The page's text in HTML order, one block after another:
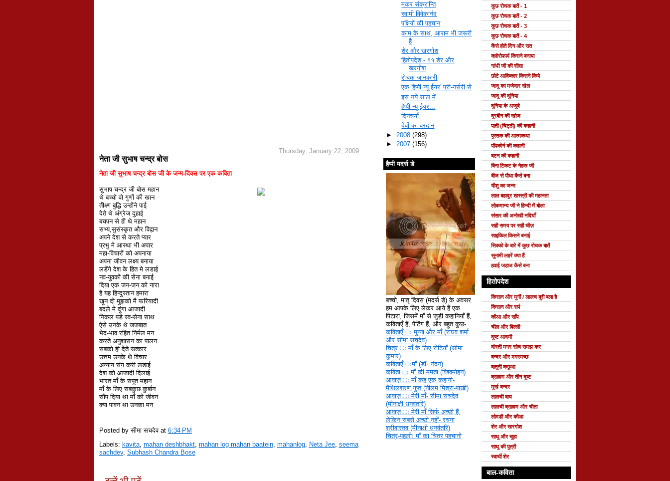
Thursday, January 22, 2009
नेता जी सुभाष चन्द्र बोस
नेता जी सुभाष चन्द्र बोस जी के जन्म-दिवस पर एक कविता
सुभाष चन्द्र जी बोस महान
थे बच्चो वो गुणों की खान
तीक्ष्ण बुद्धि उन्होंने पाई
देते थे अंग्रेज दुहाई
बचपन से ही थे महान
सभ्य,सुसंस्कृत और विद्वान
अपने देश से करते प्यार
प्रभु मे आस्था भी अपार
महा-विचारों को अपनाया
अपना जीवन लक्ष्य बनाया
लडेंगे देश के हित मे लडाई
नव-युवकों की सेना बनाई
दिया एक जन-जन को नारा
है यह हिन्दुस्तान हमारा
खून दो मुझको मै फरियादी
बदले मे दूंगा आजादी
निकल पडे स्व-सेना साथ
ऐसे उनके थे जजबात
भेद-भाव रहित निर्मल मन
करते अनुशासन का पालन
सबको ही देते सत्कार
उत्तम उनके थे विचार
अन्याय संग करी लडाई
देश को आजादी दिलाई
भारत माँ के सपूत महान
माँ के लिए सबकुछ कुर्बान
सौंप दिया था माँ को जीवन
क्या पावन था उनका मन
Posted by सीमा सचदेव at 6:34 PM
Labels: kavita, mahan deshbhakt, mahan log mahan baatein, mahanlog, Neta Jee, seema
sachdev, Subhash Chandra Bose
मकर संक्रान्ति
स्वामी विवेकानंद
पक्षियों की पहचान
काम के साथ, आराम भी जरूरी
है
शेर और खरगोश
हितोपदेश - ११.शेर और
खरगोश
रोचक जानकारी
एक 'हैप्पी न्यू ईयर' प्री-नर्सरी से
इस नये साल में
हैप्पी न्यू ईयर...
दिनचर्या
देवों का वरदान
► 2008 (298)
► 2007 (156)
हैप्पी मदर्स डे
बच्चो, मातृ दिवस (मदर्स डे) के अवसर
हम आपके लिए लेकर आये हैं एक
पिटारा, जिसमें माँ से जुड़ी कहानियाँ हैं,
कविताएँ हैं, पेंटिंग हैं, और बहुत कुछ-
कविताएँ ‍ः मुन्ना और माँ (राघव शर्मा
और सीमा सचदेव)
चित्र ‍ः माँ के लिए रोटियाँ (सीमा
कुमार)
कविताएँ ‍ःमाँ (डॉ॰ नंदन)
कविता ‍ः माँ की ममता (विश्वमोहन)
आवाज़ ‍ः माँ कह एक कहानी-
मैथिलशरण गुप्त (नीलम मिश्रा-पाखी)
आवाज़ ‍ः मेरी माँ- सीमा सचदेव
(मीनाक्षी धनवंतरि)
आवाज़ ‍ः मेरी माँ सिर्फ अच्छी हैं,
लेकिन सबसे अच्छी नहीं- रचना
श्रीवास्तव (मीनाक्षी धनवंतरि)
चित्र-पहलीः माँ का चित्र पहचानो
कुछ रोचक बातें - 1
कुछ रोचक बातें - 2
कुछ रोचक बातें - 3
कुछ रोचक बातें - 4
कैसे होते दिन और रात
क्लोरोफार्म किसने बनाया
गांधी जी की सीख
छोटे आविष्कार किसने किये
जादू का मजेदार खेल
जादू की दुनिया
दुनिया के अजूबे
दूरबीन की खोज
पाती (चिट्ठी) की कहानी
पुस्तक की आत्मकथा
पॉपकोर्न की कहानी
बटन की कहानी
बिना टिकट के नेहरू जी
बीज से पौधा कैसे बना
यीशु का जन्म
लाल बहादुर शास्त्री की महानता
लोकमान्य जी ने हिन्दी में बोला
संसार की अनोखी नदियाँ
सही समय पर सही चीज़
साइकिल किसने बनाई
सिक्को के बारे में कुछ रोचक बातें
सुनामी लहरें क्या हैं
हवाई जहाज कैसे बना
हितोपदेश
किसान और मुर्गी / लालच बुरी बला है
किसान और सर्प
कौआ और साँप
चील और बिल्ली
दुष्ट आदमी
दोस्ती मगर सोच समझ कर
बन्दर और मगरमच्छ
बातूनी कछुआ
ब्राह्मण और तीन दुष्ट
मूर्ख बन्दर
लालची बाघ
लालची ब्राह्मण और चीता
लोमडी और कौआ
शेर और खरगोश
साधु और चूहा
साधु की पुत्री
स्वार्थी शेर
बाल-कविता